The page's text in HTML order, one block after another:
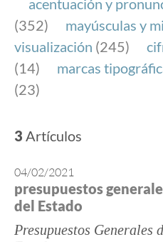
acentuación y
(352)
mayúsculas y
visualización (245)
(14)
marcas
(23)
3 Artículos
04/02/2021
presupuestos
del Estado
Presupuestos Generales